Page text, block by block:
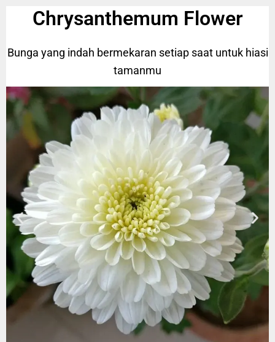
Chrysanthemum Flower
Bunga yang indah bermekaran setiap saat untuk hiasi
tamanmu